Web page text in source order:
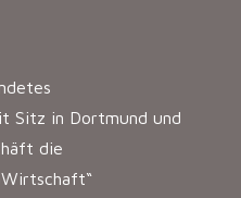
Sitz in Dortmund und
die